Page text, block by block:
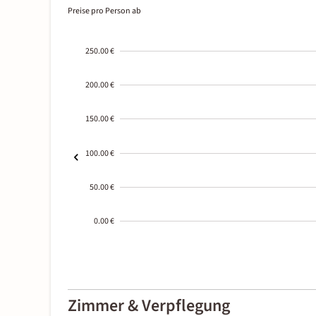
Preise pro Person ab
250.00 €
200.00 €
150.00 €
100.00 €
50.00 €
0.00 €
01-02
Zimmer & Verpflegung